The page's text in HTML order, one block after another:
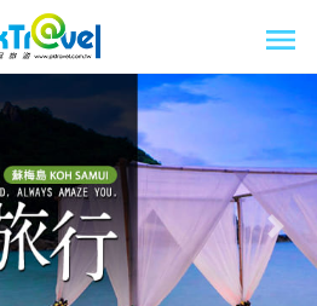
往後